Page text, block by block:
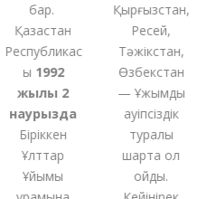
бар.
Қазақстан
Республикас
1992
жылы 2
наурызда
Біріккен
Ұлттар
Ұйымы
Қырғызстан,
Ресей,
Тәжікстан,
Өзбекстан
— Ұжымдық
қауіпсіздік
туралы
шартқа қол
қойды.